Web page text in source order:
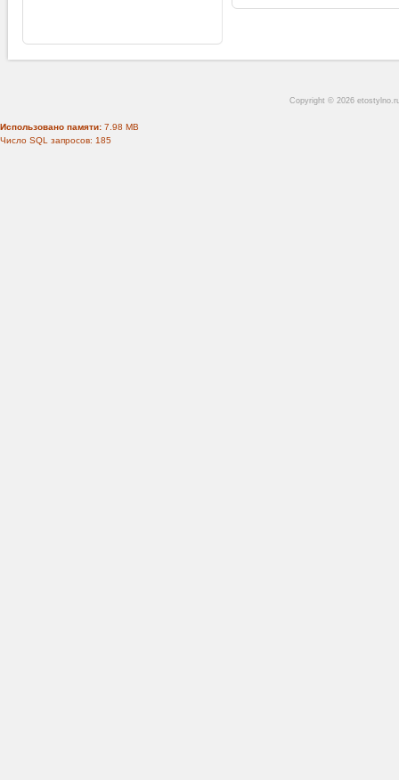
Copyright © 2026
Использовано памяти: 7.98 MB
Число SQL запросов: 185